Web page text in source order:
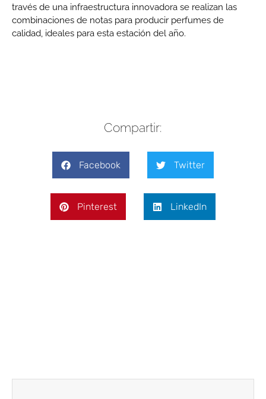
través de una infraestructura innovadora se realizan las
combinaciones de notas para producir perfumes de
calidad, ideales para esta estación del año.
Compartir:
Facebook Twitter
Pinterest LinkedIn